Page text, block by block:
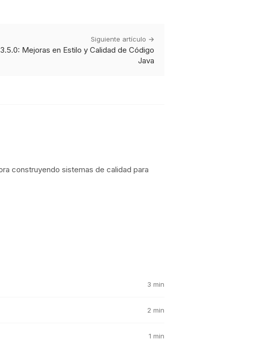
Siguiente artículo →
Mejoras en Estilo y Calidad de Código
Java
construyendo sistemas de calidad para
3 min
2 min
1 min